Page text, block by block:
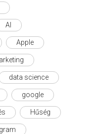
AI
Apple
data science
google
Hűség